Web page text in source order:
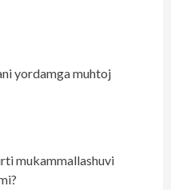
yordamga muhtoj
mukammallashuvi